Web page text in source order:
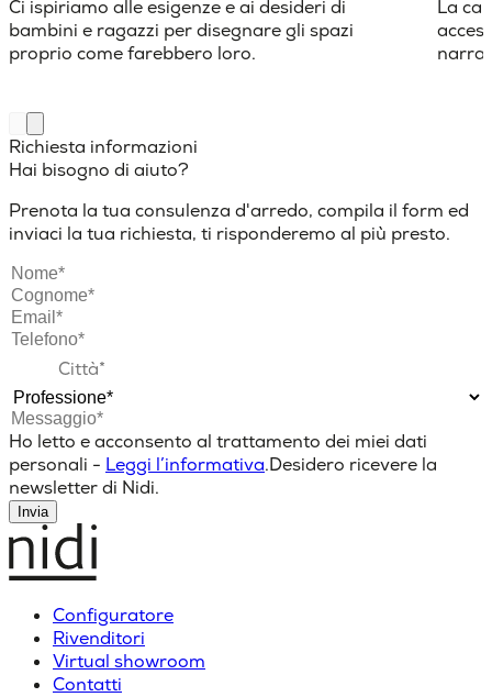
Ci ispiriamo alle esigenze e ai desideri di
bambini e ragazzi per disegnare gli spazi
proprio come farebbero loro.
La
Richiesta informazioni
Hai bisogno di aiuto?
Prenota la tua consulenza d'arredo, compila il form ed
inviaci la tua richiesta, ti risponderemo al più presto.
Ho letto e acconsento al trattamento dei miei dati
personali - Leggi l’informativa.Desidero ricevere la
newsletter di Nidi.
Invia
Configuratore
Rivenditori
Virtual showroom
Contatti